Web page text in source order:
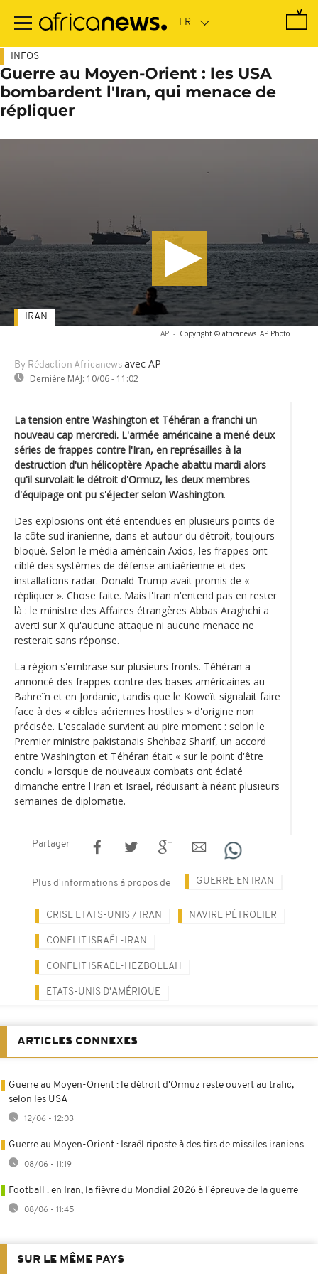
contenu
INFOS
Guerre au Moyen-Orient : les USA
bombardent l'Iran, qui menace de
répliquer
AP - Copyright © africanews AP Photo
By Rédaction Africanews avec AP
Dernière MAJ: 10/06 - 11:02
IRAN
La tension entre Washington et Téhéran a franchi un
nouveau cap mercredi. L'armée américaine a mené deux
séries de frappes contre l'Iran, en représailles à la
destruction d'un hélicoptère Apache abattu mardi alors
qu'il survolait le détroit d'Ormuz, les deux membres
d'équipage ont pu s'éjecter selon Washington.
Des explosions ont été entendues en plusieurs points de
la côte sud iranienne, dans et autour du détroit, toujours
bloqué. Selon le média américain Axios, les frappes ont
ciblé des systèmes de défense antiaérienne et des
installations radar. Donald Trump avait promis de «
répliquer ». Chose faite. Mais l'Iran n'entend pas en rester
là : le ministre des Affaires étrangères Abbas Araghchi a
averti sur X qu'aucune attaque ni aucune menace ne
resterait sans réponse.
La région s'embrase sur plusieurs fronts. Téhéran a
annoncé des frappes contre des bases américaines au
Bahreïn et en Jordanie, tandis que le Koweït signalait faire
face à des « cibles aériennes hostiles » d'origine non
précisée. L'escalade survient au pire moment : selon le
Premier ministre pakistanais Shehbaz Sharif, un accord
entre Washington et Téhéran était « sur le point d'être
conclu » lorsque de nouveaux combats ont éclaté
dimanche entre l'Iran et Israël, réduisant à néant plusieurs
semaines de diplomatie.
Partager
Plus d'informations à propos de GUERRE EN IRAN
CRISE ETATS-UNIS / IRAN NAVIRE PÉTROLIER
CONFLIT ISRAËL-IRAN
CONFLIT ISRAËL-HEZBOLLAH
ETATS-UNIS D'AMÉRIQUE
ARTICLES CONNEXES
Guerre au Moyen-Orient : le détroit d'Ormuz reste ouvert au trafic,
selon les USA
12/06 - 12:03
Guerre au Moyen-Orient : Israël riposte à des tirs de missiles iraniens
08/06 - 11:19
Football : en Iran, la fièvre du Mondial 2026 à l'épreuve de la guerre
08/06 - 11:45
SUR LE MÊME PAYS